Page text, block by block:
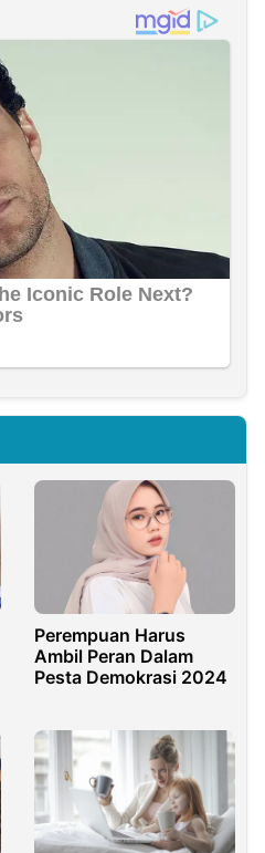
Perempuan Harus
Ambil Peran Dalam
Pesta Demokrasi 2024